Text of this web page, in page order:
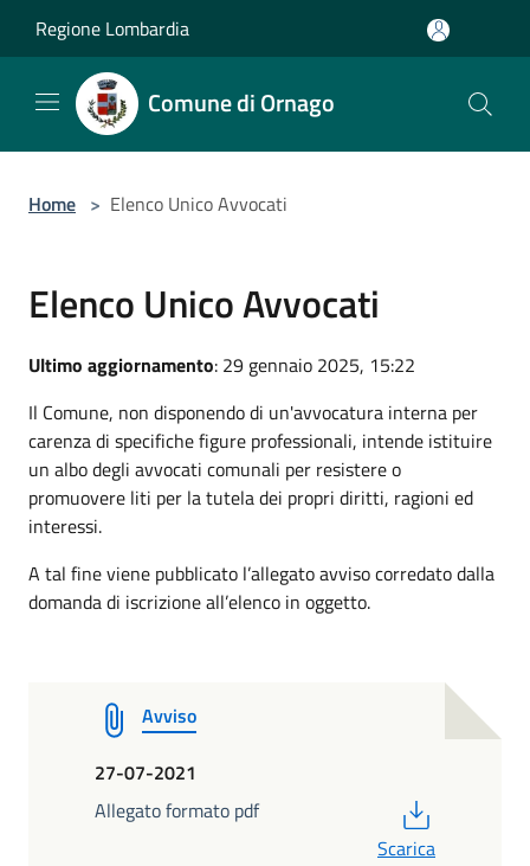
Regione Lombardia
Comune di Ornago
Home > Elenco Unico Avvocati
Elenco Unico Avvocati
Ultimo aggiornamento: 29 gennaio 2025, 15:22
Il Comune, non disponendo di un'avvocatura interna per
carenza di specifiche figure professionali, intende istituire
un albo degli avvocati comunali per resistere o
promuovere liti per la tutela dei propri diritti, ragioni ed
interessi.
A tal fine viene pubblicato l’allegato avviso corredato dalla
domanda di iscrizione all’elenco in oggetto.
Avviso
27-07-2021
Allegato formato pdf
Scarica